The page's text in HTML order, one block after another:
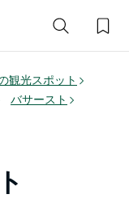
観光スポット
バサースト